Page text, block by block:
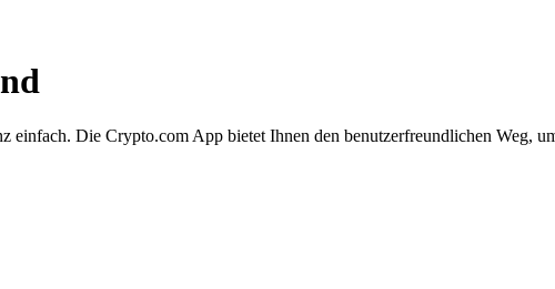
Die Crypto.com App bietet Ihnen den benutzerfreundlichen Weg,